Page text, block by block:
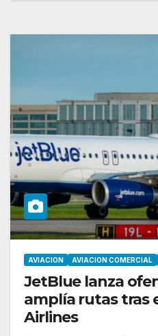
AVIACION AVIACION COMERCIAL
JetBlue lanza
amplía rutas tras
Airlines